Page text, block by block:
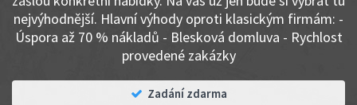
nejvýhodnější. Hlavní výhody oproti klasickým firmám: -
Úspora až 70 % nákladů - Blesková domluva - Rychlost
provedené zakázky
Zadání zdarma